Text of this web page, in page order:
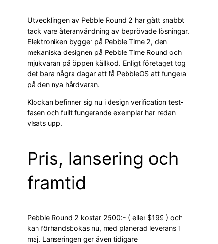
Utvecklingen av Pebble Round 2 har gått snabbt
tack vare återanvändning av beprövade lösningar.
Elektroniken bygger på Pebble Time 2, den
mekaniska designen på Pebble Time Round och
mjukvaran på öppen källkod. Enligt företaget tog
det bara några dagar att få PebbleOS att fungera
på den nya hårdvaran.
Klockan befinner sig nu i design verification test-
fasen och fullt fungerande exemplar har redan
visats upp.
Pris, lansering och
framtid
Pebble Round 2 kostar 2500:- ( eller $199 ) och
kan förhandsbokas nu, med planerad leverans i
maj. Lanseringen ger även tidigare